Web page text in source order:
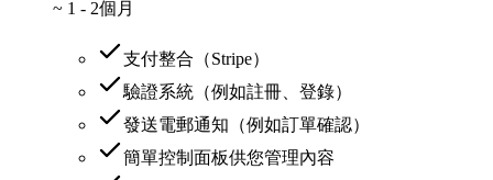
~ 1 - 2個月
支付整合（Stripe）
驗證系統（例如註冊、登錄）
發送電郵通知（例如訂單確認）
簡單控制面板供您管理內容